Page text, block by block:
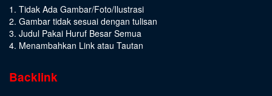
1. Tidak Ada Gambar/Foto/Ilustrasi
2. Gambar tidak sesuai dengan tulisan
3. Judul Pakai Huruf Besar Semua
4. Menambahkan Link atau Tautan
Backlink